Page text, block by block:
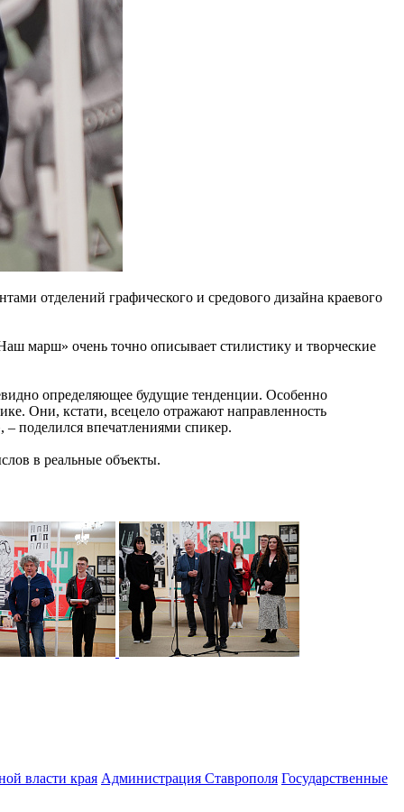
отделений графического и средового дизайна краевого
марш» очень точно описывает стилистику и творческие
определяющее будущие тенденции. Особенно
Они, кстати, всецело отражают направленность
поделился впечатлениями спикер.
в реальные объекты.
власти края Администрация Ставрополя Государственные